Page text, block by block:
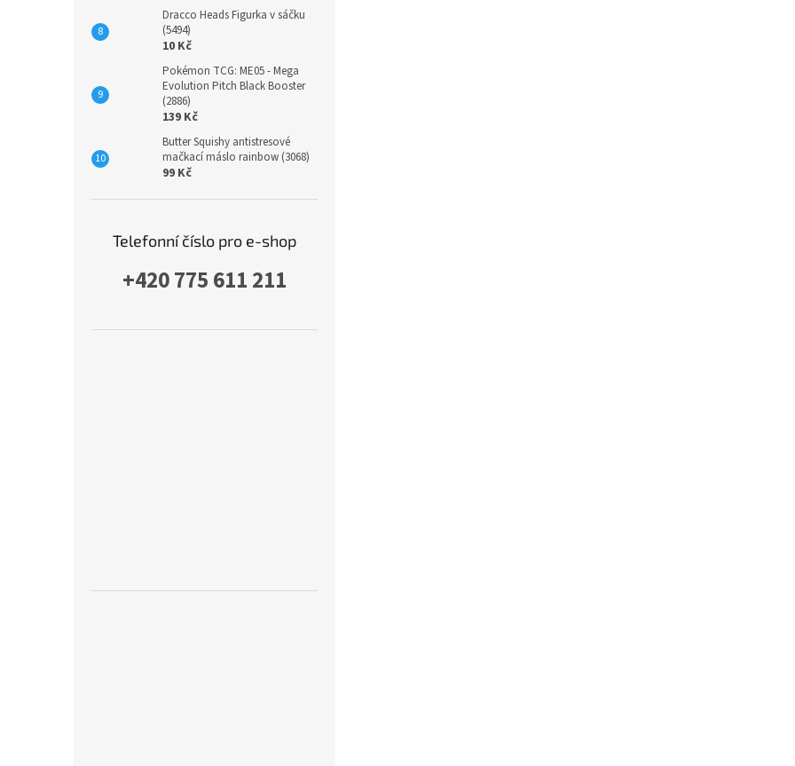
Dracco Heads Figurka v sáčku
(5494)
10 Kč
Pokémon TCG: ME05 - Mega
Evolution Pitch Black Booster
(2886)
139 Kč
Butter Squishy antistresové
mačkací máslo rainbow (3068)
99 Kč
Telefonní číslo pro e-shop
+420 775 611 211